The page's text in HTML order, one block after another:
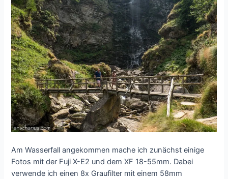
Am Wasserfall angekommen mache ich zunächst einige
Fotos mit der Fuji X-E2 und dem XF 18-55mm. Dabei
verwende ich einen 8x Graufilter mit einem 58mm